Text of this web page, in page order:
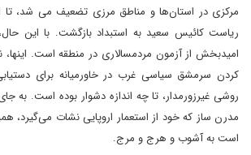
مرکزی در استان‌ها و مناطق مرزی تضعیف می شد،
ریاست کائیس سعید به استبداد بازگشت. با این
امیدبخش از آزمون مردمسالاری در منطقه است.
کردن سرمشق سیاسی غرب در خاورمیانه برای
روشی غیرزورمدار، تا چه اندازه دشوار بوده است. به
مدرن ساز که خود از استعمار اروپایی نشات می‌گیرد،
است به آشوب و هرج و مرج.